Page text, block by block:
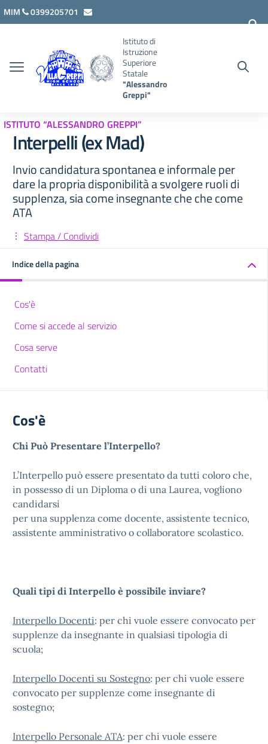
Vai ai contenuti
Vai al menu di navigazione
Vai al footer
MIM
0399205701
Istituto di
Istruzione
Superiore
Statale
"Alessandro
Greppi"
ISTITUTO “ALESSANDRO GREPPI”
Interpelli (ex Mad)
Invio candidatura spontanea e informale per
dare la propria disponibilità a svolgere ruoli di
supplenza, sia come insegnante che che come
ATA
Stampa / Condividi
Indice della pagina
Cos'è
Come si accede al servizio
Cosa serve
Contatti
Cos'è
Chi Può Presentare l’Interpello?
L’Interpello può essere presentato da tutti coloro che,
in possesso di un Diploma o di una Laurea, vogliono
candidarsi
per una supplenza come docente, assistente tecnico,
assistente amministrativo o collaboratore scolastico.
Quali tipi di Interpello è possibile inviare?
Interpello Docenti: per chi vuole essere convocato per
supplenze da insegnante in qualsiasi tipologia di
scuola;
Interpello Docenti su Sostegno: per chi vuole essere
convocato per supplenze come insegnante di
sostegno;
Interpello Personale ATA: per chi vuole essere